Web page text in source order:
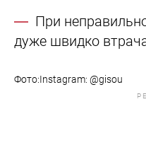
При
дуже швидко
Фото:​​​​​​​Instagram: @gisou